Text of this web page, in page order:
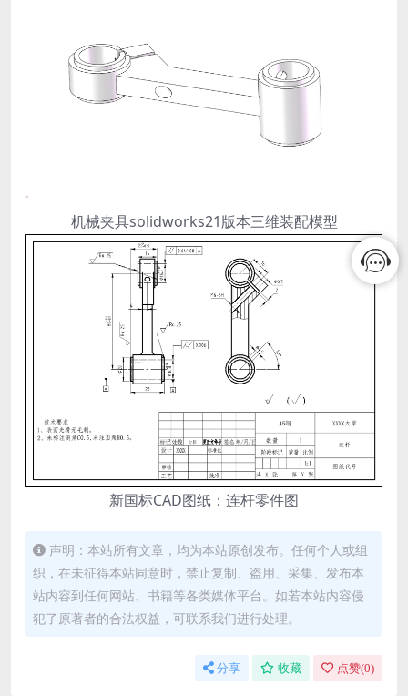
机械夹具solidworks21版本三维装配模型
新国标CAD图纸：连杆零件图
声明：本站所有文章，均为本站原创发布。任何个人或组
织，在未征得本站同意时，禁止复制、盗用、采集、发布本
站内容到任何网站、书籍等各类媒体平台。如若本站内容侵
犯了原著者的合法权益，可联系我们进行处理。
分享 收藏 点赞(0)